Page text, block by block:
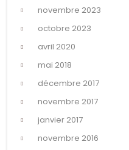
novembre 2023
octobre 2023
avril 2020
mai 2018
décembre 2017
novembre 2017
janvier 2017
novembre 2016